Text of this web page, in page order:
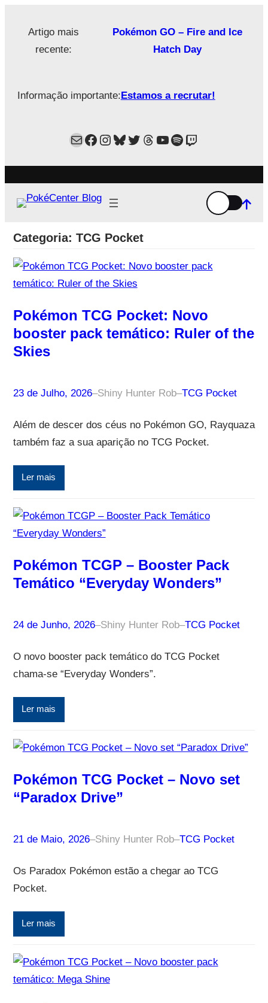
Artigo mais
recente:
Pokémon GO – Fire and Ice
Hatch Day
Informação importante:Estamos a recrutar!
MailFacebook
Instagram
Bluesky
Twitter
Estamos no Threads!
YouTube
Spotify
Twitch
Categoria: TCG Pocket
Pokémon TCG Pocket: Novo
booster pack temático: Ruler of the
Skies
23 de Julho, 2026–Shiny Hunter Rob–TCG Pocket
Além de descer dos céus no Pokémon GO, Rayquaza
também faz a sua aparição no TCG Pocket.
Ler mais
Pokémon TCGP – Booster Pack
Temático “Everyday Wonders”
24 de Junho, 2026–Shiny Hunter Rob–TCG Pocket
O novo booster pack temático do TCG Pocket
chama-se “Everyday Wonders”.
Ler mais
Pokémon TCG Pocket – Novo set
“Paradox Drive”
21 de Maio, 2026–Shiny Hunter Rob–TCG Pocket
Os Paradox Pokémon estão a chegar ao TCG
Pocket.
Ler mais